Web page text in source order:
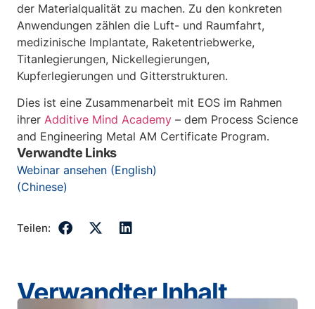
der Materialqualität zu machen. Zu den konkreten
Anwendungen zählen die Luft- und Raumfahrt,
medizinische Implantate, Raketentriebwerke,
Titanlegierungen, Nickellegierungen,
Kupferlegierungen und Gitterstrukturen.
Dies ist eine Zusammenarbeit mit EOS im Rahmen
ihrer Additive Mind Academy – dem Process Science
and Engineering Metal AM Certificate Program.
Verwandte Links
Webinar ansehen (English)
(Chinese)
Teilen:
Verwandter Inhalt